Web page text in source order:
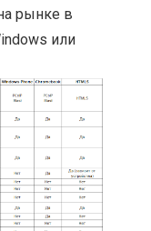
рынке в
или